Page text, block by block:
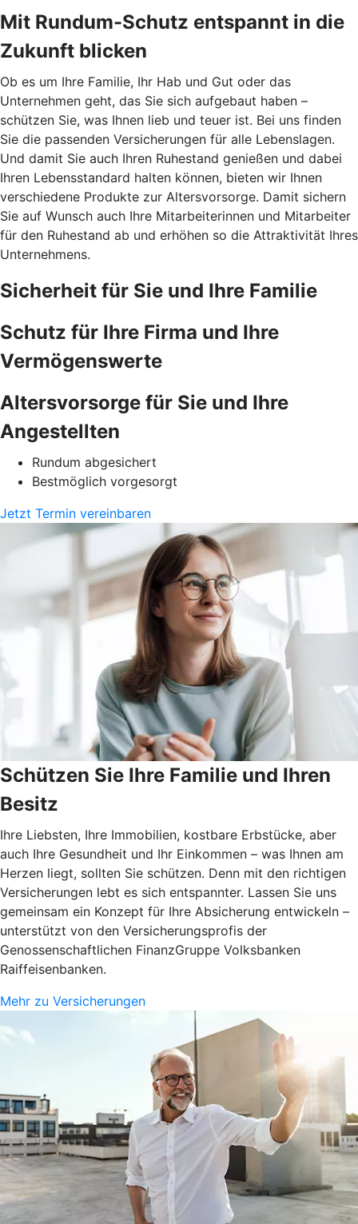
Mit Rundum-Schutz entspannt in die
Zukunft blicken
Ob es um Ihre Familie, Ihr Hab und Gut oder das
Unternehmen geht, das Sie sich aufgebaut haben –
schützen Sie, was Ihnen lieb und teuer ist. Bei uns finden
Sie die passenden Versicherungen für alle Lebenslagen.
Und damit Sie auch Ihren Ruhestand genießen und dabei
Ihren Lebensstandard halten können, bieten wir Ihnen
verschiedene Produkte zur Altersvorsorge. Damit sichern
Sie auf Wunsch auch Ihre Mitarbeiterinnen und Mitarbeiter
für den Ruhestand ab und erhöhen so die Attraktivität Ihres
Unternehmens.
Sicherheit für Sie und Ihre Familie
Schutz für Ihre Firma und Ihre
Vermögenswerte
Altersvorsorge für Sie und Ihre
Angestellten
Rundum abgesichert
Bestmöglich vorgesorgt
Jetzt Termin vereinbaren
Schützen Sie Ihre Familie und Ihren
Besitz
Ihre Liebsten, Ihre Immobilien, kostbare Erbstücke, aber
auch Ihre Gesundheit und Ihr Einkommen – was Ihnen am
Herzen liegt, sollten Sie schützen. Denn mit den richtigen
Versicherungen lebt es sich entspannter. Lassen Sie uns
gemeinsam ein Konzept für Ihre Absicherung entwickeln –
unterstützt von den Versicherungsprofis der
Genossenschaftlichen FinanzGruppe Volksbanken
Raiffeisenbanken.
Mehr zu Versicherungen